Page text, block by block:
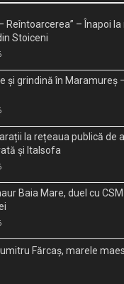
Reîntoarcerea” – Înapoi
Stoiceni
și grindină în Maramureș
la rețeaua publică de
și Italsofa
Baia Mare, duel cu
Fărcaș, marele